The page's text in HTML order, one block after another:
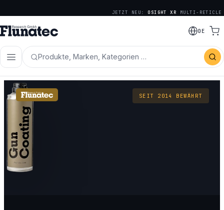
JETZT NEU: OSIGHT XR MULTI-RETICLE
DE
Produkte, Marken, Kategorien …
SEIT 2014 BEWÄHRT